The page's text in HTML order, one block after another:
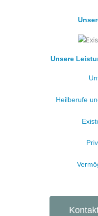
Unsere
Heilberufe